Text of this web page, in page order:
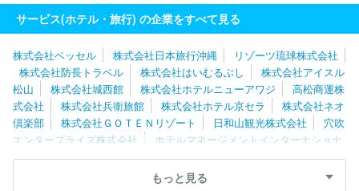
株式会社中の坊
株式会社ベルクラシック東京
株式会社兵衛旅
館
株式会社京王プラザホテル 遠鉄観光開発株式会社
サービス(ホテル・旅行) の企業をすべて見る
株式会社ベッセル 株式会社日本旅行沖縄
リゾーツ琉球株式会社
株式会社防長トラベル
株式会社はいむるぶし
株式会社アイスル
松山
株式会社城西館 株式会社ホテルニューアワジ
高松商運株
式会社
株式会社兵衛旅館 株式会社ホテル京セラ
株式会社ネオ
倶楽部
株式会社ＧＯＴＥＮリゾート 日和山観光株式会社
穴吹
エンタープライズ株式会社
ホテルマネージメントインターナショナ
ル株式会社
株式会社夢舞台 株式会社西鉄ホテルズ
株式会社Ｒ
よろづや観光株式会社 株式会社加賀屋
株式会社青雲
もっと見る